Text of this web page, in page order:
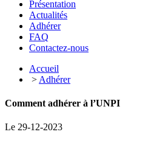
Présentation
Actualités
Adhérer
FAQ
Contactez-nous
Accueil
> Adhérer
Comment adhérer à l’UNPI
Le 29-12-2023